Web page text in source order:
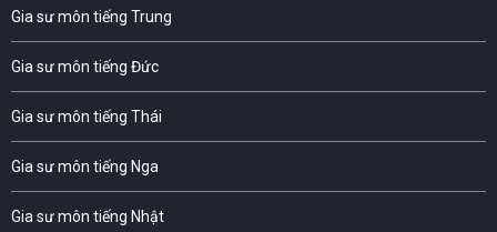
Gia sư môn tiếng Trung
Gia sư môn tiếng Đức
Gia sư môn tiếng Thái
Gia sư môn tiếng Nga
Gia sư môn tiếng Nhật